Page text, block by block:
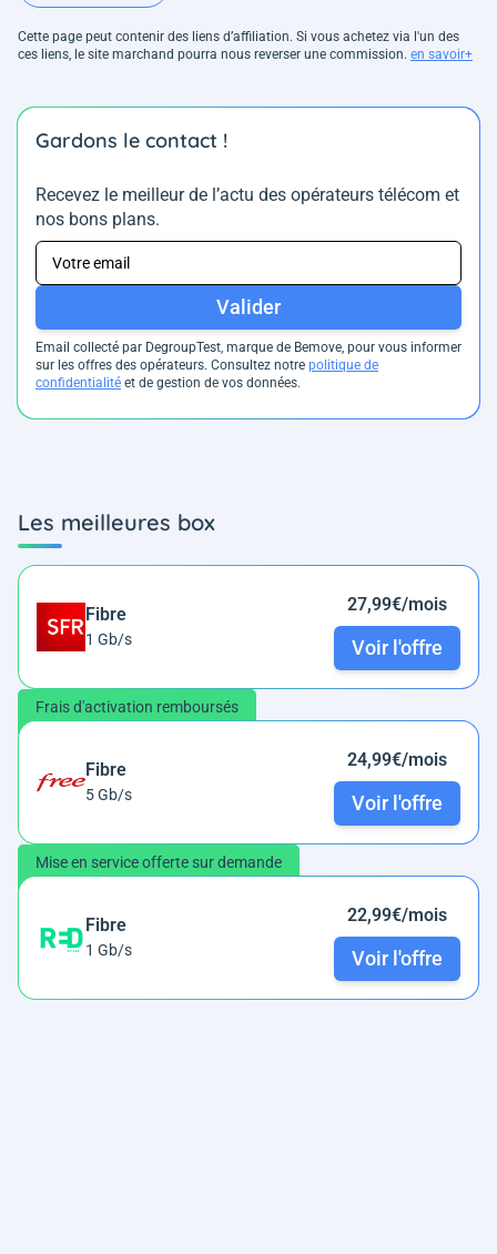
Cette page peut contenir des liens d’affiliation. Si vous achetez via l'un des
ces liens, le site marchand pourra nous reverser une commission. en savoir+
Gardons le contact !
Recevez le meilleur de l’actu des opérateurs télécom et
nos bons plans.
Valider
Email collecté par DegroupTest, marque de Bemove, pour vous informer
sur les offres des opérateurs. Consultez notre politique de
confidentialité et de gestion de vos données.
Les meilleures box
Fibre
1 Gb/s
27,99€/mois
Voir l'offre
Frais d'activation remboursés
Fibre
5 Gb/s
24,99€/mois
Voir l'offre
Mise en service offerte sur demande
Fibre
1 Gb/s
22,99€/mois
Voir l'offre